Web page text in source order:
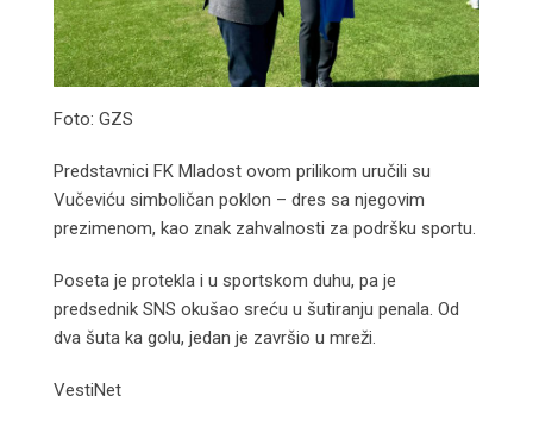
Foto: GZS
Predstavnici FK Mladost ovom prilikom uručili su
Vučeviću simboličan poklon – dres sa njegovim
prezimenom, kao znak zahvalnosti za podršku sportu.
Poseta je protekla i u sportskom duhu, pa je
predsednik SNS okušao sreću u šutiranju penala. Od
dva šuta ka golu, jedan je završio u mreži.
VestiNet